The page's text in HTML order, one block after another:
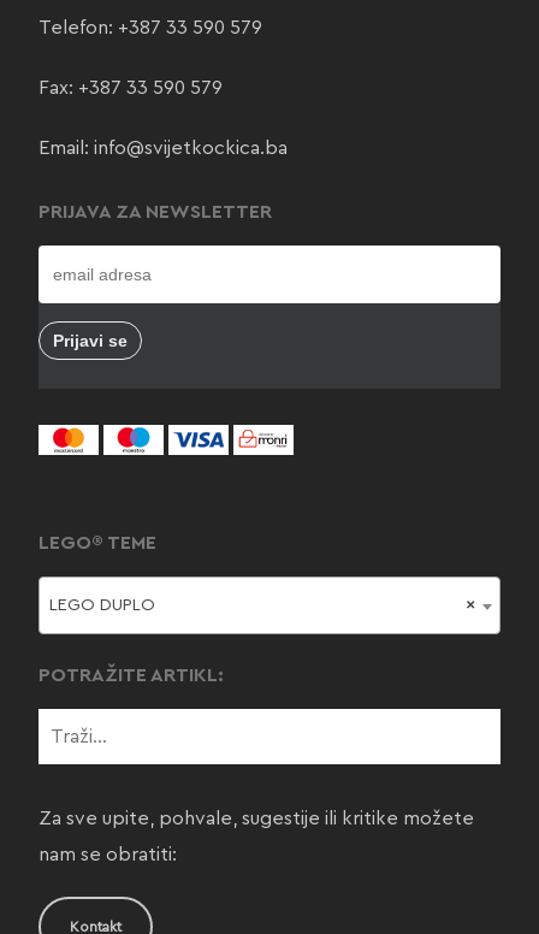
Telefon: +387 33 590 579
Fax: +387 33 590 579
Email: info@svijetkockica.ba
PRIJAVA ZA NEWSLETTER
LEGO® TEME
×
LEGO DUPLO
POTRAŽITE ARTIKL:
Za sve upite, pohvale, sugestije ili kritike možete
nam se obratiti:
Kontakt